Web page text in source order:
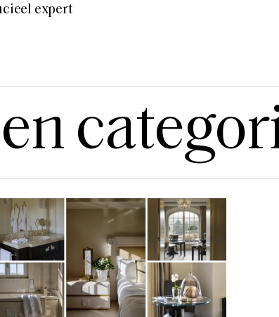
expert